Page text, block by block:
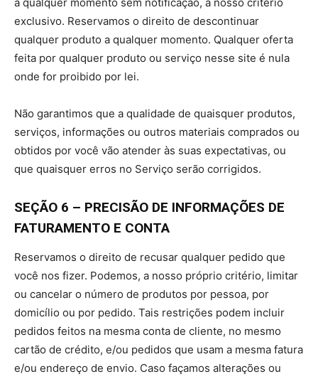
exclusivo. Reservamos o direito de descontinuar
qualquer produto a qualquer momento. Qualquer oferta
feita por qualquer produto ou serviço nesse site é nula
onde for proibido por lei.
Não garantimos que a qualidade de quaisquer produtos,
serviços, informações ou outros materiais comprados ou
obtidos por você vão atender às suas expectativas, ou
que quaisquer erros no Serviço serão corrigidos.
SEÇÃO 6 – PRECISÃO DE INFORMAÇÕES DE
FATURAMENTO E CONTA
Reservamos o direito de recusar qualquer pedido que
você nos fizer. Podemos, a nosso próprio critério, limitar
ou cancelar o número de produtos por pessoa, por
domicílio ou por pedido. Tais restrições podem incluir
pedidos feitos na mesma conta de cliente, no mesmo
cartão de crédito, e/ou pedidos que usam a mesma fatura
e/ou endereço de envio. Caso façamos alterações ou